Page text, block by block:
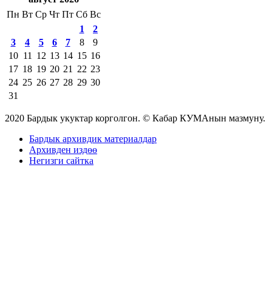
Пн Вт Ср Чт Пт Сб Вс
1
2
3
4 5 6 7 8
9
10 11 12 13 14 15 16
17 18 19 20 21 22 23
24 25 26 27 28 29 30
31
2020 Бардык укуктар корголгон. © Кабар КУМАнын мазмуну.
Бардык архивдик материалдар
Архивден издөө
Негизги сайтка